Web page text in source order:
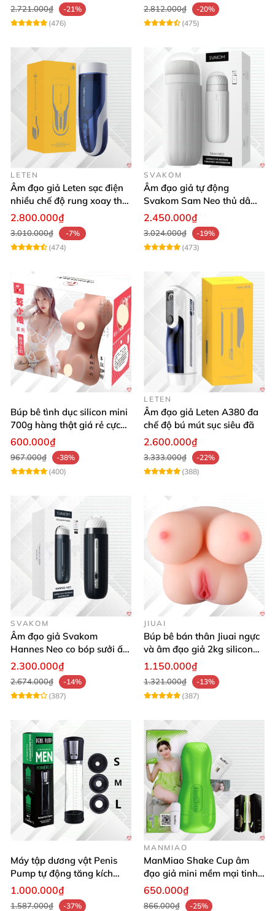
2.721.000₫
-21%
(476)
2.812.000₫
-20%
(475)
LETEN
Âm đạo giả Leten sạc điện
nhiều chế độ rung xoay thụt
rên rỉ
2.800.000₫
3.010.000₫
-7%
(474)
SVAKOM
Âm đạo giả tự động
Svakom Sam Neo thủ dâm
rung mút app điện thoại
2.450.000₫
3.024.000₫
-19%
(473)
Búp bê tình dục silicon mini
700g hàng thật giá rẻ cực
sướng
600.000₫
967.000₫
-38%
(400)
LETEN
Âm đạo giả Leten A380 đa
chế độ bú mút sục siêu đã
2.600.000₫
3.333.000₫
-22%
(388)
SVAKOM
Âm đạo giả Svakom
Hannes Neo co bóp sưởi ấm
điều khiển app tiện lợi kích
thích mạnh mẽ
2.300.000₫
2.674.000₫
-14%
(387)
JIUAI
Búp bê bán thân Jiuai ngực
và âm đạo giả 2kg silicon
nguyên khối cao cấp
1.150.000₫
1.321.000₫
-13%
(387)
Máy tập dương vật Penis
Pump tự động tăng kích
thước hiệu quả nhanh
1.000.000₫
1.587.000₫
-37%
MANMIAO
ManMiao Shake Cup âm
đạo giả mini mềm mại tinh
tế kích thích cực đỉnh
650.000₫
866.000₫
-25%